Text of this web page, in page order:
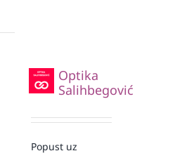
Optika
Salihbegović
Popust uz